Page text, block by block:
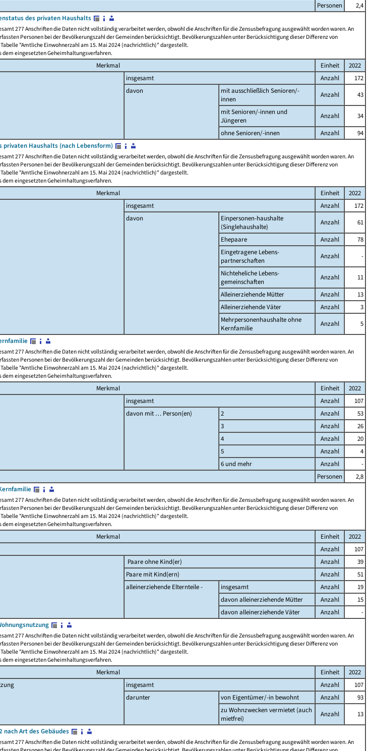
Personen
2,4
des privaten Haushalts
277 Anschriften die Daten nicht vollständig verarbeitet werden, obwohl die Anschriften für die Zensusbefragung ausgewählt worden waren. An
Personen bei der Bevölkerungszahl der Gemeinden berücksichtigt. Bevölkerungszahlen unter Berücksichtigung dieser Differenz von
"Amtliche Einwohnerzahl am 15. Mai 2024 (nachrichtlich)" dargestellt.
dem eingesetzten Geheimhaltungsverfahren.
Merkmal Einheit
2022
insgesamt Anzahl
172
davon
mit ausschließlich Senioren/-
innen
Anzahl
43
mit Senioren/-innen und
Jüngeren
Anzahl
34
ohne Senioren/-innen
Anzahl
94
privaten Haushalts (nach Lebensform)
277 Anschriften die Daten nicht vollständig verarbeitet werden, obwohl die Anschriften für die Zensusbefragung ausgewählt worden waren. An
Personen bei der Bevölkerungszahl der Gemeinden berücksichtigt. Bevölkerungszahlen unter Berücksichtigung dieser Differenz von
"Amtliche Einwohnerzahl am 15. Mai 2024 (nachrichtlich)" dargestellt.
dem eingesetzten Geheimhaltungsverfahren.
Merkmal Einheit
2022
insgesamt Anzahl
172
davon
Einpersonen-haushalte
(Singlehaushalte)
Anzahl
61
Ehepaare
Anzahl
78
Eingetragene Lebens-
partnerschaften
Anzahl
-
Nichteheliche Lebens-
gemeinschaften
Anzahl
11
Alleinerziehende Mütter
Anzahl
13
Alleinerziehende Väter
Anzahl
3
Mehrpersonenhaushalte ohne
Kernfamilie
Anzahl
5
277 Anschriften die Daten nicht vollständig verarbeitet werden, obwohl die Anschriften für die Zensusbefragung ausgewählt worden waren. An
Personen bei der Bevölkerungszahl der Gemeinden berücksichtigt. Bevölkerungszahlen unter Berücksichtigung dieser Differenz von
"Amtliche Einwohnerzahl am 15. Mai 2024 (nachrichtlich)" dargestellt.
dem eingesetzten Geheimhaltungsverfahren.
Merkmal Einheit
2022
insgesamt Anzahl
107
davon mit … Person(en)
2 Anzahl
53
3
Anzahl
26
4
Anzahl
20
5
Anzahl
4
6 und mehr
Anzahl
-
Personen
2,8
277 Anschriften die Daten nicht vollständig verarbeitet werden, obwohl die Anschriften für die Zensusbefragung ausgewählt worden waren. An
Personen bei der Bevölkerungszahl der Gemeinden berücksichtigt. Bevölkerungszahlen unter Berücksichtigung dieser Differenz von
"Amtliche Einwohnerzahl am 15. Mai 2024 (nachrichtlich)" dargestellt.
dem eingesetzten Geheimhaltungsverfahren.
Merkmal Einheit
2022
Anzahl
107
Paare ohne Kind(er) Anzahl
39
Paare mit Kind(ern)
Anzahl
51
alleinerziehende Elternteile -
insgesamt Anzahl
19
davon alleinerziehende Mütter
Anzahl
15
davon alleinerziehende Väter
Anzahl
-
277 Anschriften die Daten nicht vollständig verarbeitet werden, obwohl die Anschriften für die Zensusbefragung ausgewählt worden waren. An
Personen bei der Bevölkerungszahl der Gemeinden berücksichtigt. Bevölkerungszahlen unter Berücksichtigung dieser Differenz von
"Amtliche Einwohnerzahl am 15. Mai 2024 (nachrichtlich)" dargestellt.
dem eingesetzten Geheimhaltungsverfahren.
Merkmal Einheit
2022
insgesamt Anzahl
107
darunter
von Eigentümer/-in bewohnt Anzahl
93
zu Wohnzwecken vermietet (auch
mietfrei)
Anzahl
13
nach Art des Gebäudes
277 Anschriften die Daten nicht vollständig verarbeitet werden, obwohl die Anschriften für die Zensusbefragung ausgewählt worden waren. An